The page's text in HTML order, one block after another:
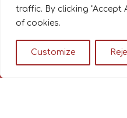
traffic. By clicking "Accept
of cookies.
Customize
Κάνε εγγραφή
μαθαίνεις